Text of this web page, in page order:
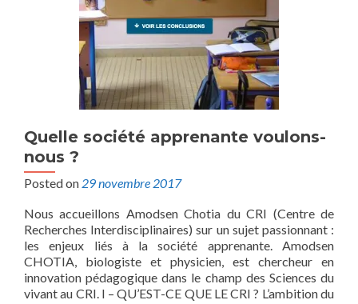
Quelle société apprenante voulons-
nous ?
Posted on 29 novembre 2017
Nous accueillons Amodsen Chotia du CRI (Centre de
Recherches Interdisciplinaires) sur un sujet passionnant :
les enjeux liés à la société apprenante. Amodsen
CHOTIA, biologiste et physicien, est chercheur en
innovation pédagogique dans le champ des Sciences du
vivant au CRI. I – QU’EST-CE QUE LE CRI ? L’ambition du